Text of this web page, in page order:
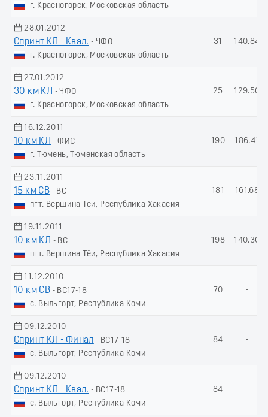
г. Красногорск, Московская область
28.01.2012
Спринт КЛ - Квал. - ЧФО
г. Красногорск, Московская область
31 140.84
27.01.2012
30 км КЛ
- ЧФО
г. Красногорск, Московская область
25 129.50
16.12.2011
10 км КЛ
- ФИС
г. Тюмень, Тюменская область
190 186.41
23.11.2011
15 км СВ - ВС
пгт. Вершина Тёи, Республика Хакасия
181 161.68
19.11.2011
10 км КЛ
- ВС
пгт. Вершина Тёи, Республика Хакасия
198 140.30
11.12.2010
10 км СВ - ВС17-18
с. Выльгорт, Республика Коми
70 -
09.12.2010
Спринт КЛ - Финал - ВС17-18
с. Выльгорт, Республика Коми
84 -
09.12.2010
Спринт КЛ - Квал. - ВС17-18
с. Выльгорт, Республика Коми
84 -